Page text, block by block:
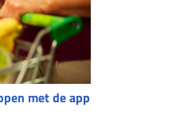
met de app